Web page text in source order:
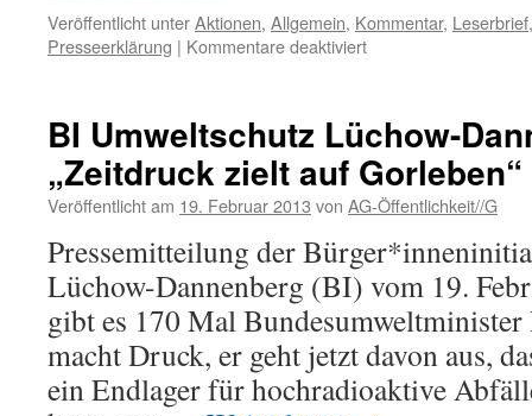
Veröffentlicht unterAktionen, Allgemein, Kommentar, Leserbrief
Presseerklärung | Kommentare deaktiviertfür
Werner
zur
aktuellen
LZ
im
2013
BI Umweltschutz Lüchow-
„Zeitdruck zielt auf Gorleben“
Veröffentlicht am 19. Februar 2013 von AG-Öffentlichkeit//G
Pressemitteilung der
Lüchow-Dannenberg (BI) vom 19.
gibt es 170 Mal
macht Druck, er geht jetzt davon aus,
ein Endlager für hochradioaktive